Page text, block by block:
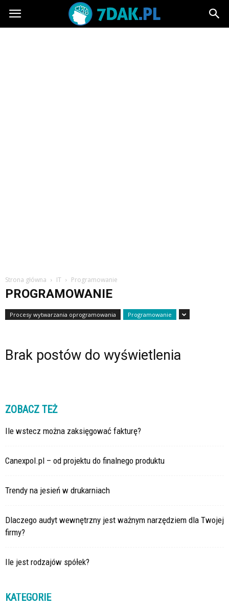
7dak.pl
Strona główna IT Programowanie
PROGRAMOWANIE
Procesy wytwarzania oprogramowania Programowanie
Brak postów do wyświetlenia
ZOBACZ TEŻ
Ile wstecz można zaksięgować fakturę?
Canexpol.pl – od projektu do finalnego produktu
Trendy na jesień w drukarniach
Dlaczego audyt wewnętrzny jest ważnym narzędziem dla Twojej
firmy?
Ile jest rodzajów spółek?
KATEGORIE